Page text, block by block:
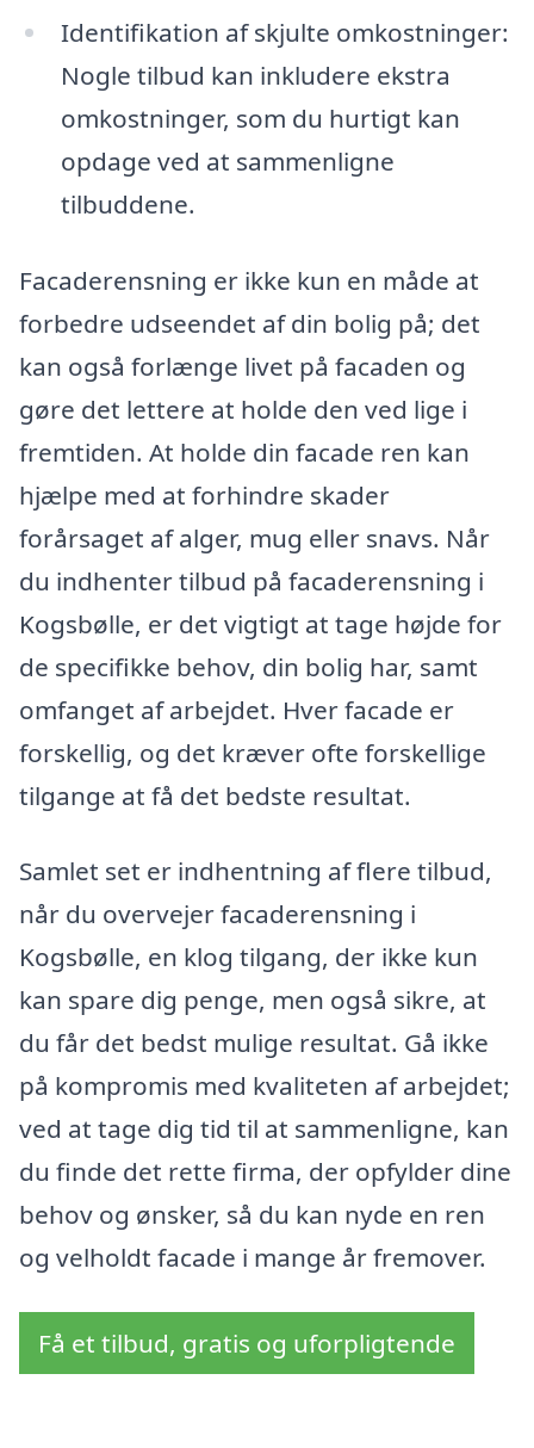
Identifikation af skjulte omkostninger:
Nogle tilbud kan inkludere ekstra
omkostninger, som du hurtigt kan
opdage ved at sammenligne
tilbuddene.
Facaderensning er ikke kun en måde at
forbedre udseendet af din bolig på; det
kan også forlænge livet på facaden og
gøre det lettere at holde den ved lige i
fremtiden. At holde din facade ren kan
hjælpe med at forhindre skader
forårsaget af alger, mug eller snavs. Når
du indhenter tilbud på facaderensning i
Kogsbølle, er det vigtigt at tage højde for
de specifikke behov, din bolig har, samt
omfanget af arbejdet. Hver facade er
forskellig, og det kræver ofte forskellige
tilgange at få det bedste resultat.
Samlet set er indhentning af flere tilbud,
når du overvejer facaderensning i
Kogsbølle, en klog tilgang, der ikke kun
kan spare dig penge, men også sikre, at
du får det bedst mulige resultat. Gå ikke
på kompromis med kvaliteten af arbejdet;
ved at tage dig tid til at sammenligne, kan
du finde det rette firma, der opfylder dine
behov og ønsker, så du kan nyde en ren
og velholdt facade i mange år fremover.
Få et tilbud, gratis og uforpligtende